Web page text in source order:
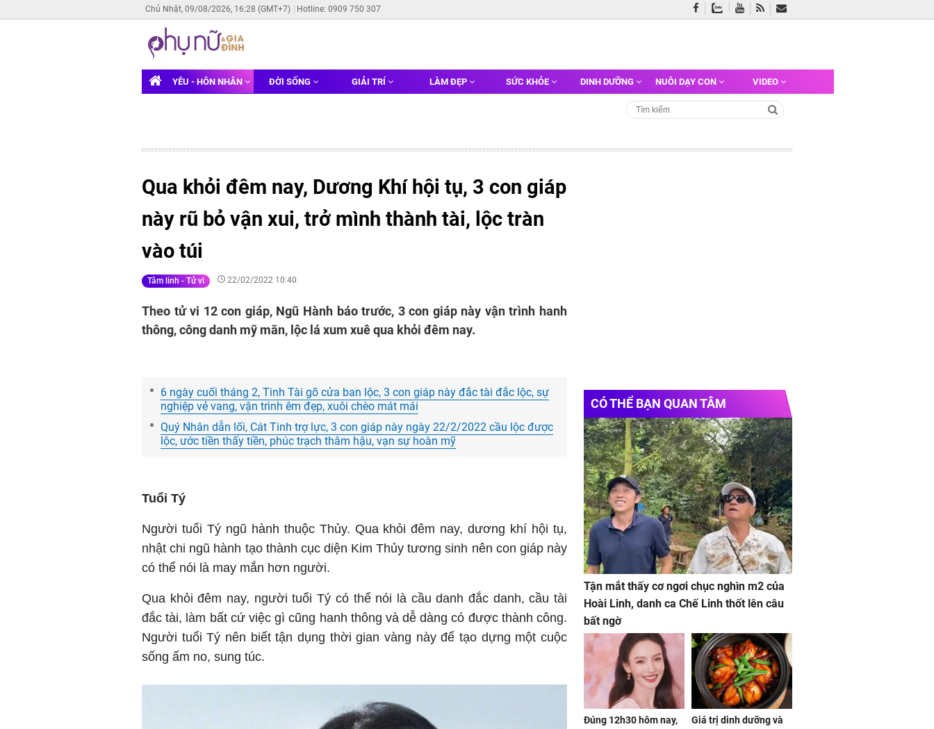
Chủ Nhật, 09/08/2026, 16:28 (GMT+7) Hotline: 0909 750 307
YÊU - HÔN NHÂN ĐỜI SỐNG GIẢI TRÍ LÀM ĐẸP SỨC KHỎE DINH DƯỠNG NUÔI DẠY CON VIDEO
Qua khỏi đêm nay, Dương Khí hội tụ, 3 con giáp
này rũ bỏ vận xui, trở mình thành tài, lộc tràn
vào túi
Tâm linh - Tử vi 22/02/2022 10:40
Theo tử vi 12 con giáp, Ngũ Hành báo trước, 3 con giáp này vận trình hanh
thông, công danh mỹ mãn, lộc lá xum xuê qua khỏi đêm nay.
6 ngày cuối tháng 2, Tinh Tài gõ cửa ban lộc, 3 con giáp này đắc tài đắc lộc, sự
nghiệp vẻ vang, vận trình êm đẹp, xuôi chèo mát mái
Quý Nhân dẫn lối, Cát Tinh trợ lực, 3 con giáp này ngày 22/2/2022 cầu lộc được
lộc, ước tiền thấy tiền, phúc trạch thâm hậu, vạn sự hoàn mỹ
Tuổi Tý
Người tuổi Tý ngũ hành thuộc Thủy. Qua khỏi đêm nay, dương khí hội tụ,
nhật chi ngũ hành tạo thành cục diện Kim Thủy tương sinh nên con giáp này
có thể nói là may mắn hơn người.
Qua khỏi đêm nay, người tuổi Tý có thể nói là cầu danh đắc danh, cầu tài
đắc tài, làm bất cứ việc gì cũng hanh thông và dễ dàng có được thành công.
Người tuổi Tý nên biết tận dụng thời gian vàng này để tạo dựng một cuộc
sống ấm no, sung túc.
CÓ THỂ BẠN QUAN TÂM
Tận mắt thấy cơ ngơi chục nghìn m2 của
Hoài Linh, danh ca Chế Linh thốt lên câu
bất ngờ
Đúng 12h30 hôm nay,
Giá trị dinh dưỡng và